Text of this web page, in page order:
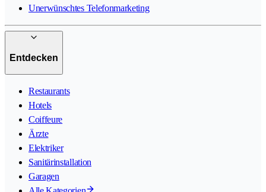
Unerwünschtes Telefonmarketing
Entdecken
Restaurants
Hotels
Coiffeure
Ärzte
Elektriker
Sanitärinstallation
Garagen